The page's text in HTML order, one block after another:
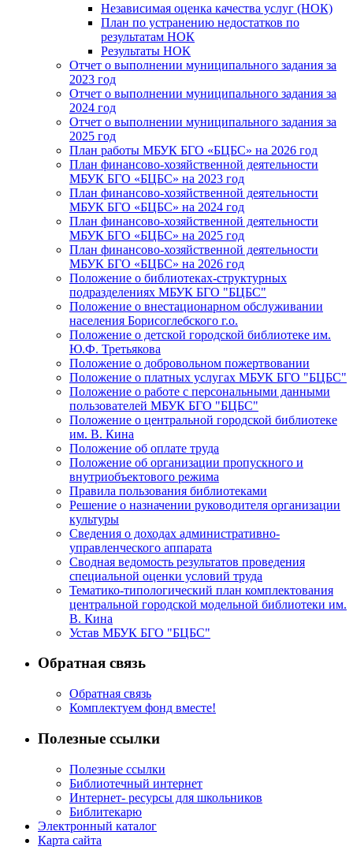
Независимая оценка качества услуг (НОК)
План по устранению недостатков по
результатам НОК
Результаты НОК
Отчет о выполнении муниципального задания за
2023 год
Отчет о выполнении муниципального задания за
2024 год
Отчет о выполнении муниципального задания за
2025 год
План работы МБУК БГО «БЦБС» на 2026 год
План финансово-хозяйственной деятельности
МБУК БГО «БЦБС» на 2023 год
План финансово-хозяйственной деятельности
МБУК БГО «БЦБС» на 2024 год
План финансово-хозяйственной деятельности
МБУК БГО «БЦБС» на 2025 год
План финансово-хозяйственной деятельности
МБУК БГО «БЦБС» на 2026 год
Положение о библиотеках-структурных
подразделениях МБУК БГО "БЦБС"
Положение о внестационарном обслуживании
населения Борисоглебского г.о.
Положение о детской городской библиотеке им.
Ю.Ф. Третьякова
Положение о добровольном пожертвовании
Положение о платных услугах МБУК БГО "БЦБС"
Положение о работе с персональными данными
пользователей МБУК БГО "БЦБС"
Положение о центральной городской библиотеке
им. В. Кина
Положение об оплате труда
Положение об организации пропускного и
внутриобъектового режима
Правила пользования библиотеками
Решение о назначении руководителя организации
культуры
Сведения о доходах административно-
управленческого аппарата
Сводная ведомость результатов проведения
специальной оценки условий труда
Тематико-типологический план комплектования
центральной городской модельной библиотеки им.
В. Кина
Устав МБУК БГО "БЦБС"
Обратная связь
Обратная связь
Комплектуем фонд вместе!
Полезные ссылки
Полезные ссылки
Библиотечный интернет
Интернет- ресурсы для школьников
Библитекарю
Электронный каталог
Карта сайта